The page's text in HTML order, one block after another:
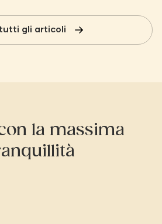
gli articoli
la massima